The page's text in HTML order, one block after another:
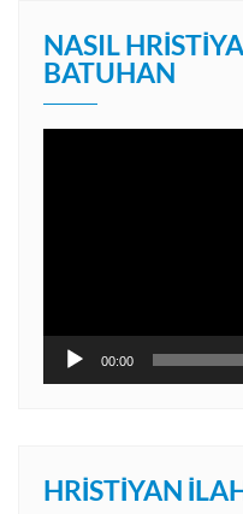
NASIL
BATUHAN
00:00
HRISTIYAN